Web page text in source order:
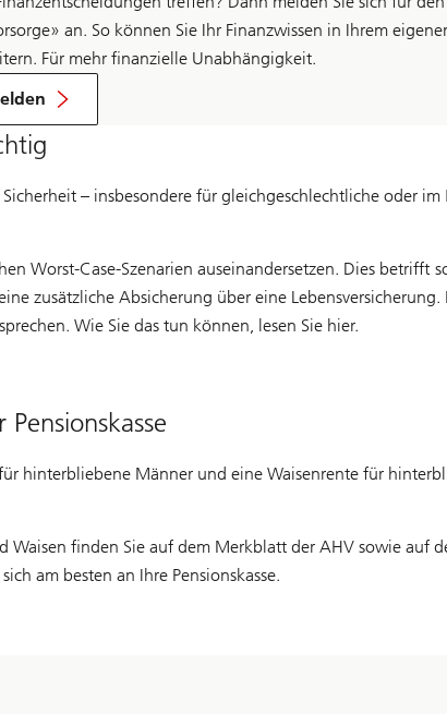
an. So können Sie Ihr Finanzwissen in Ihrem
Für mehr finanzielle Unabhängigkeit.
– insbesondere für gleichgeschlechtliche oder
Worst-Case-Szenarien auseinandersetzen. Dies betrifft
zusätzliche Absicherung über eine Lebensversicherung.
Wie Sie das tun können, lesen Sie hier.
hinterbliebene Männer und eine Waisenrente für
finden Sie auf dem Merkblatt der AHV sowie auf
am besten an Ihre Pensionskasse.